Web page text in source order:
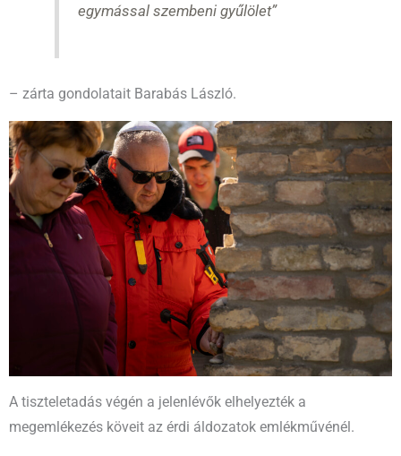
egymással szembeni gyűlölet”
– zárta gondolatait Barabás László.
A tiszteletadás végén a jelenlévők elhelyezték a
megemlékezés köveit az érdi áldozatok emlékművénél.